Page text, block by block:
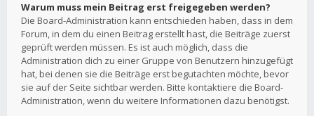
Warum muss mein Beitrag erst freigegeben werden?
Die Board-Administration kann entschieden haben, dass in dem
Forum, in dem du einen Beitrag erstellt hast, die Beiträge zuerst
geprüft werden müssen. Es ist auch möglich, dass die
Administration dich zu einer Gruppe von Benutzern hinzugefügt
hat, bei denen sie die Beiträge erst begutachten möchte, bevor
sie auf der Seite sichtbar werden. Bitte kontaktiere die Board-
Administration, wenn du weitere Informationen dazu benötigst.